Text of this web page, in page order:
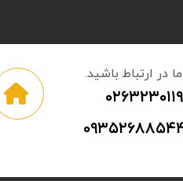
ما در ارتباط باشید.